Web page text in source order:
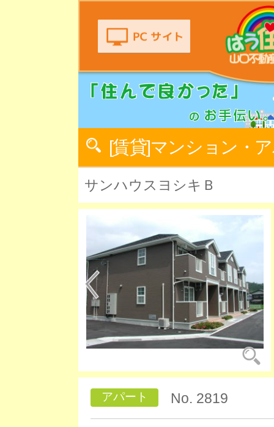
[賃貸]マンション・
サンハウスヨシキＢ
アパート No. 2819